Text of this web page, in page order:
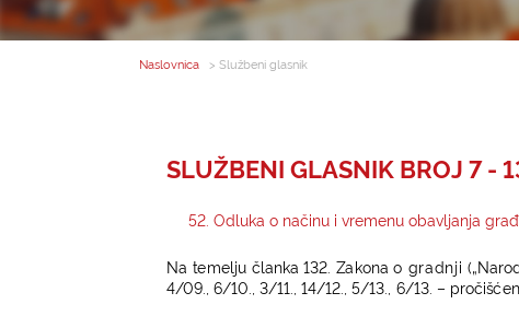
SAVJET MLADIH
KOMUNALNA I
Naslovnica > Službeni glasnik
SLUŽBENI GLASNIK BROJ 7 -
52. Odluka o načinu i vremenu obavljanja
Na temelju članka 132 Zakona o gradnji ( „Naro
4/09. 6/10., 3/11 ., 14/12., 5/13. 6/13. – pročišće